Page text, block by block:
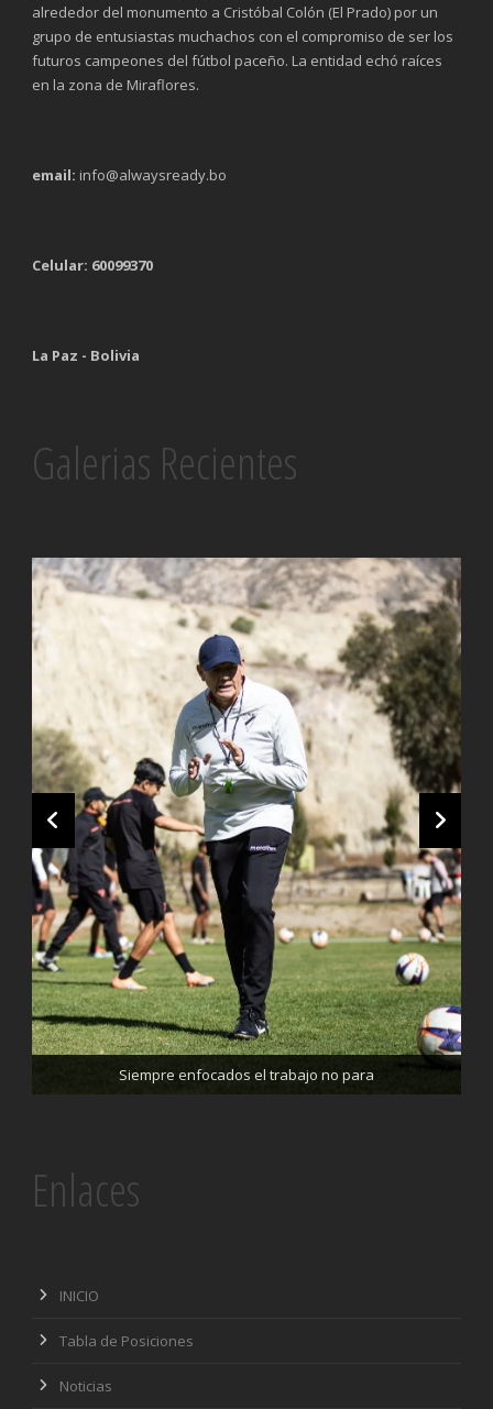
alrededor del monumento a Cristóbal Colón (El Prado) por un
grupo de entusiastas muchachos con el compromiso de ser los
futuros campeones del fútbol paceño. La entidad echó raíces
en la zona de Miraflores.
email: info@alwaysready.bo
Celular: 60099370
La Paz - Bolivia
Galerias Recientes
Siempre enfocados el trabajo no para
Trabajando enfocados, listos para el partido de mañana
Enlaces
INICIO
Tabla de Posiciones
Noticias